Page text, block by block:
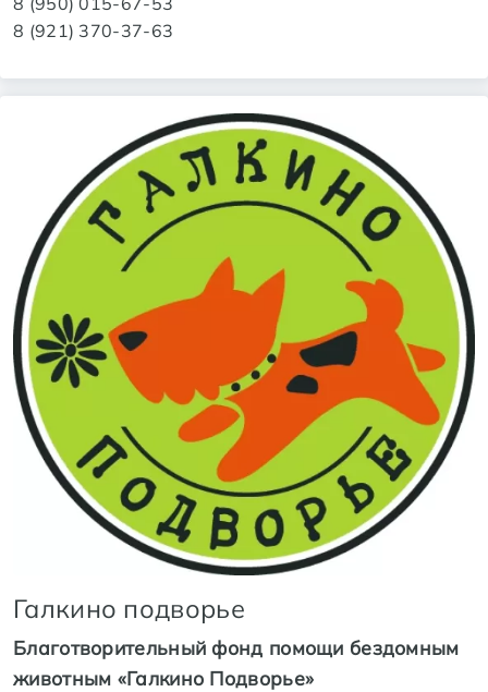
8 (921) 370-37-63
Галкино подворье
Благотворительный фонд помощи бездомным
животным «Галкино Подворье»